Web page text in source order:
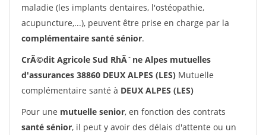
maladie (les implants dentaires, l'ostéopathie,
acupuncture,...), peuvent être prise en charge par la
complémentaire santé sénior.
CrÃ©dit Agricole Sud RhÃ´ne Alpes mutuelles
d'assurances 38860 DEUX ALPES (LES) Mutuelle
complémentaire santé à DEUX ALPES (LES)
Pour une mutuelle senior, en fonction des contrats
santé sénior, il peut y avoir des délais d'attente ou un